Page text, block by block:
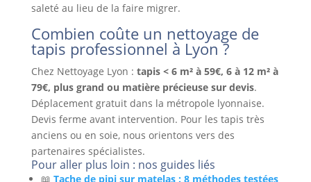
saleté au lieu de la faire migrer.
Combien coûte un nettoyage de
tapis professionnel à Lyon ?
Chez Nettoyage Lyon : tapis < 6 m² à 59€, 6 à 12 m² à
79€, plus grand ou matière précieuse sur devis.
Déplacement gratuit dans la métropole lyonnaise.
Devis ferme avant intervention. Pour les tapis très
anciens ou en soie, nous orientons vers des
partenaires spécialistes.
Pour aller plus loin : nos guides liés
📖 Tache de pipi sur matelas : 8 méthodes testées